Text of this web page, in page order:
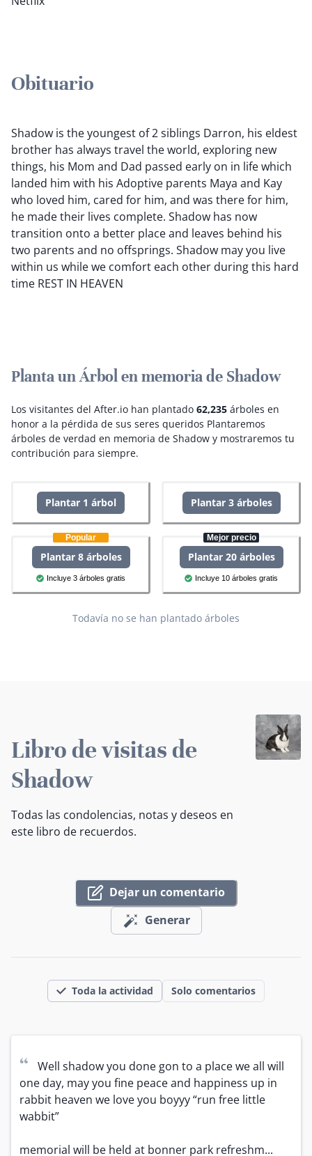
Obituario
Shadow is the youngest of 2 siblings Darron, his eldest
brother has always travel the world, exploring new
things, his Mom and Dad passed early on in life which
landed him with his Adoptive parents Maya and Kay
who loved him, cared for him, and was there for him,
he made their lives complete. Shadow has now
transition onto a better place and leaves behind his
two parents and no offsprings. Shadow may you live
within us while we comfort each other during this hard
time REST IN HEAVEN
Planta un Árbol en memoria de Shadow
Los visitantes del After.io han plantado 62,235 árboles en
honor a la pérdida de sus seres queridos Plantaremos
árboles de verdad en memoria de Shadow y mostraremos tu
contribución para siempre.
Plantar 1 árbol Plantar 3 árboles
Popular
Plantar 8 árboles
Incluye 3 árboles gratis
Mejor precio
Plantar 20 árboles
Incluye 10 árboles gratis
Todavía no se han plantado árboles
Libro de visitas de
Shadow
Todas las condolencias, notas y deseos en
este libro de recuerdos.
Dejar un comentario
Generar
Toda la actividad Solo comentarios
“
Well shadow you done gon to a place we all will
one day, may you fine peace and happiness up in
rabbit heaven we love you boyyy “run free little
wabbit”
memorial will be held at bonner park refreshm...